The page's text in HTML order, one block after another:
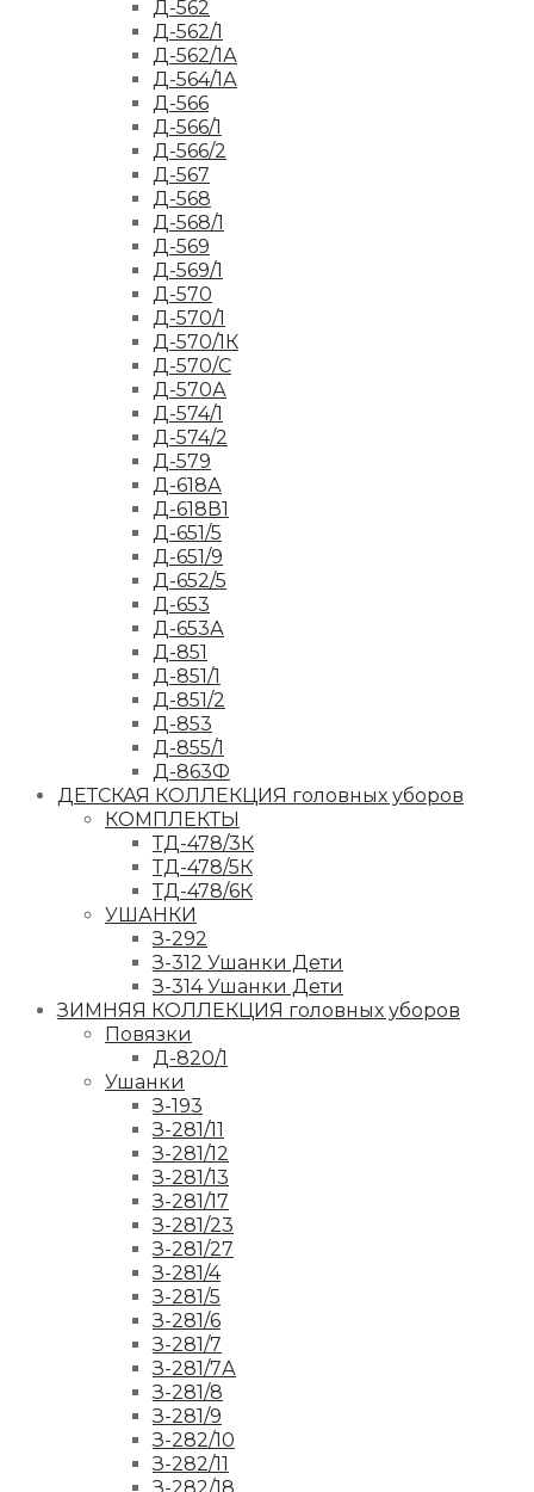
Д-562
Д-562/1
Д-562/1А
Д-564/1А
Д-566
Д-566/1
Д-566/2
Д-567
Д-568
Д-568/1
Д-569
Д-569/1
Д-570
Д-570/1
Д-570/1К
Д-570/С
Д-570А
Д-574/1
Д-574/2
Д-579
Д-618А
Д-618В1
Д-651/5
Д-651/9
Д-652/5
Д-653
Д-653А
Д-851
Д-851/1
Д-851/2
Д-853
Д-855/1
Д-863Ф
ДЕТСКАЯ КОЛЛЕКЦИЯ головных уборов
КОМПЛЕКТЫ
ТД-478/3К
ТД-478/5К
ТД-478/6К
УШАНКИ
З-292
З-312 Ушанки Дети
З-314 Ушанки Дети
ЗИМНЯЯ КОЛЛЕКЦИЯ головных уборов
Повязки
Д-820/1
Ушанки
З-193
З-281/11
З-281/12
З-281/13
З-281/17
З-281/23
З-281/27
З-281/4
З-281/5
З-281/6
З-281/7
З-281/7А
З-281/8
З-281/9
З-282/10
З-282/11